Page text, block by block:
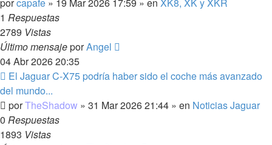
1 Respuestas
2789 Vistas
Último mensajeporAngel
04 Abr 2026 20:35
Nuevo
mensaje
El Jaguar C-X75 podría haber sido el coche más avanzado
del mundo...
porTheShadow » 31 Mar 2026 21:44 » en Noticias Jaguar
0 Respuestas
1893 Vistas